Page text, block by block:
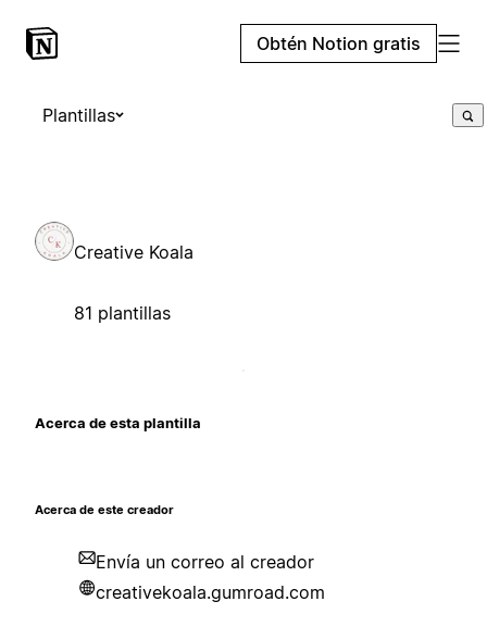
Obtén Notion gratis
Plantillas
Creative Koala
81 plantillas
Acerca de esta plantilla
Acerca de este creador
Envía un correo al creador
creativekoala.gumroad.com